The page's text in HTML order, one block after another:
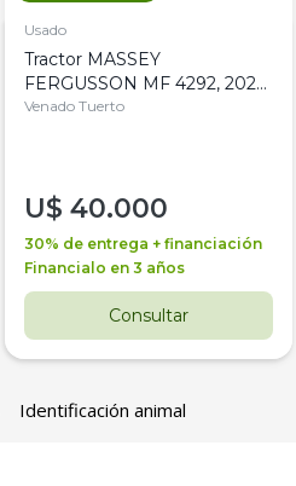
Usado
Tractor MASSEY
FERGUSSON MF 4292, 2020,
4WD, PATON
Venado Tuerto
U$ 40.000
30% de entrega + financiación
Financialo en 3 años
Consultar
Identificación animal